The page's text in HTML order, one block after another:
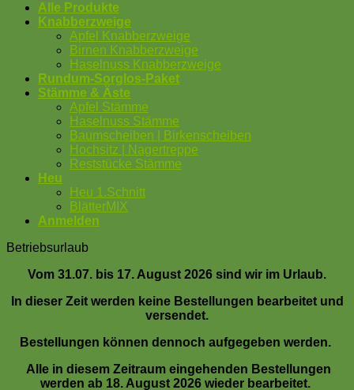
Alle Produkte
Knabberzweige
Apfel Knabberzweige
Birnen Knabberzweige
Haselnuss Knabberzweige
Rundum-Sorglos-Paket
Stämme & Äste
Apfel Stämme
Haselnuss Stämme
Baumscheiben | Birkenscheiben
Hochsitz | Nagertreppe
Reststücke Stämme
Heu
Heu 1.Schnitt
BlätterMIX
Anmelden
Betriebsurlaub
Vom 31.07. bis 17. August 2026 sind wir im Urlaub.
In dieser Zeit werden keine Bestellungen bearbeitet und
versendet.
Bestellungen können dennoch aufgegeben werden.
Alle in diesem Zeitraum eingehenden Bestellungen
werden ab 18. August 2026 wieder bearbeitet.